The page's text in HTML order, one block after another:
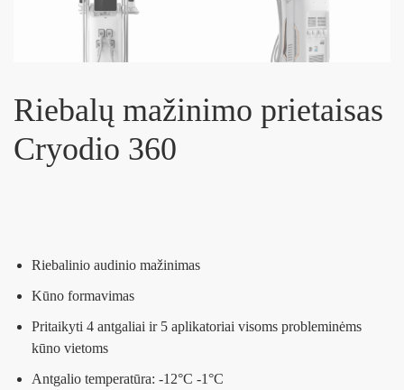
Riebalų mažinimo prietaisas
Cryodio 360
Riebalinio audinio mažinimas
Kūno formavimas
Pritaikyti 4 antgaliai ir 5 aplikatoriai visoms probleminėms
kūno vietoms
Antgalio temperatūra: -12°C -1°C